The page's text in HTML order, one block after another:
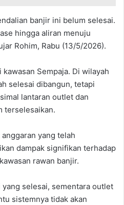
banjir ini belum selesai.
hingga aliran menuju
Rohim, Rabu (13/5/2026).
Sempaja. Di wilayah
selesai dibangun, tetapi
lantaran outlet dan
terselesaikan.
yang telah
dampak signifikan terhadap
rawan banjir.
yang selesai, sementara outlet
sistemnya tidak akan